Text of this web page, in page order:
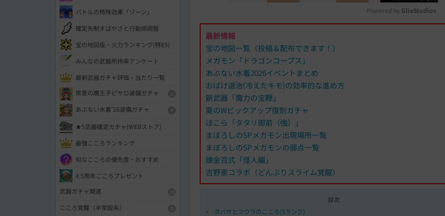
Powered by GliaStudios
最新情報
宝の地図一覧（投稿＆配布できます！）
メガモン「ドラゴンコープス」
あぶない水着2026イベントまとめ
おばけ退治(冷えたキモ)の効率的な進め方
新武器「魔力の宝鞭」
夏のWピックアップ復刻ガチャ
ほこら「タタリ御前（強）」
まぼろしのSPメガモン出現場所一覧
まぼろしのSPメガモンの弱点一覧
錬金百式「怪人編」
吉野家コラボ（どんぶりスライム覚醒）
目次
タバサとフウラのこころ(Sランク)
バトルの特殊効果「ゾーン」
確定先制すばやさと行動順調整
宝の地図版・火力ランキング(特85)
みんなの武器所持率アンケート
最新武器ガチャ評価・当たり一覧
常夏の魔王子ピサロ装備ガチャ
あぶない水着'26装備ガチャ
★5武器確定ガチャ(WEBストア)
最強こころランキング
旬なこころの優先度・おすすめ
4.5周年こころプレゼント
武器ガチャ関連
こころ覚醒（半常設系）